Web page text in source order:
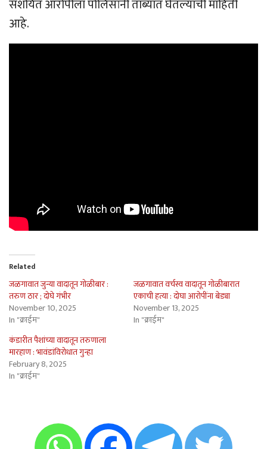
संशयित आरोपीला पोलिसांनी ताब्यात घेतल्याची माहिती
आहे.
Related
जळगावात जुन्या वादातून गोळीबार :
तरुण ठार ; दोघे गंभीर
November 10, 2025
In "क्राईम"
जळगावात वर्चस्व वादातून गोळीबारात
एकाची हत्या : दोघा आरोपींना बेड्या
November 13, 2025
In "क्राईम"
कंडारीत पैशांच्या वादातून तरुणाला
मारहाण : भावंडांविरोधात गुन्हा
February 8, 2025
In "क्राईम"